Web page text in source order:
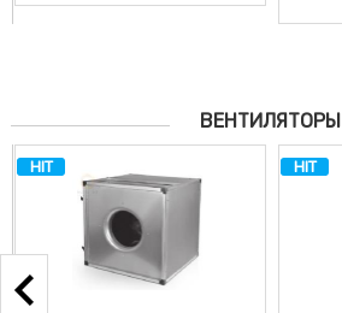
ВЕНТИЛЯТОРЫ
HIT HIT